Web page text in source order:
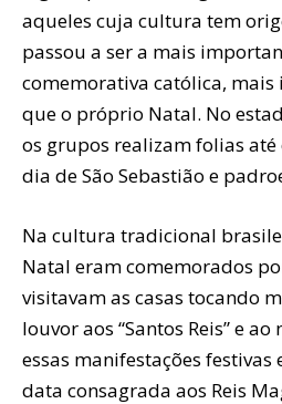
aqueles cuja cultura tem
passou a ser a mais
comemorativa católica,
que o próprio Natal. No
os grupos realizam folias
dia de São Sebastião e
Na cultura tradicional
Natal eram comemorados
visitavam as casas tocando
louvor aos “Santos Reis” e
essas manifestações festivas
data consagrada aos Reis